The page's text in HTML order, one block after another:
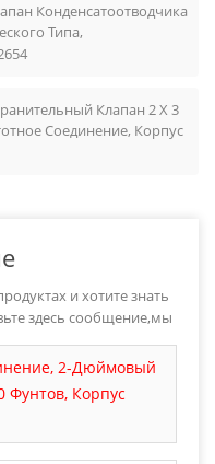
Конденсатоотводчика
Типа,
Клапан 2 X 3
Соединение, Корпус
и хотите знать
здесь сообщение,мы
2-Дюймовый
Корпус